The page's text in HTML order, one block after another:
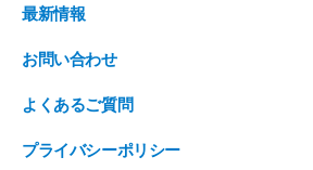
最新情報
お問い合わせ
よくあるご質問
プライバシーポリシー